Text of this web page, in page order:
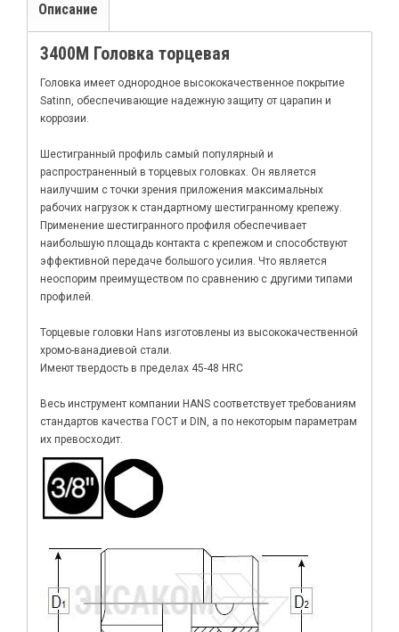
Описание
3400М Головка торцевая
Головка имеет однородное высококачественное покрытие
Satinn, обеспечивающие надежную защиту от царапин и
коррозии.
Шестигранный профиль самый популярный и
распространенный в торцевых головках. Он является
наилучшим с точки зрения приложения максимальных
рабочих нагрузок к стандартному шестигранному крепежу.
Применение шестигранного профиля обеспечивает
наибольшую площадь контакта с крепежом и способствуют
эффективной передаче большого усилия. Что является
неоспорим преимуществом по сравнению с другими типами
профилей.
Торцевые головки Hans изготовлены из высококачественной
хромо-ванадиевой стали.
Имеют твердость в пределах 45-48 HRC
Весь инструмент компании HANS соответствует требованиям
стандартов качества ГОСТ и DIN, а по некоторым параметрам
их превосходит.